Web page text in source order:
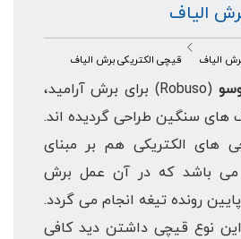
الیاف
الیاف قیچی الکتریکی برش الیاف
(Robuso) برای برش آرامید،
های سنگین طراحی گردیده اند.
های الکتریکی هم بر مبنای
باشد که در آن عمل برش
رونده تیغه انجام می گردد.
نوع قیچی داشتن دید کافی